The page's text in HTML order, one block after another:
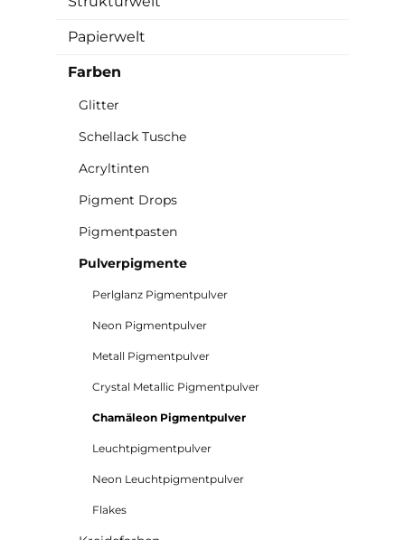
Papierwelt
Farben
Glitter
Schellack Tusche
Acryltinten
Pigment Drops
Pigmentpasten
Pulverpigmente
Perlglanz Pigmentpulver
Neon Pigmentpulver
Metall Pigmentpulver
Crystal Metallic Pigmentpulver
Chamäleon Pigmentpulver
Leuchtpigmentpulver
Neon Leuchtpigmentpulver
Flakes